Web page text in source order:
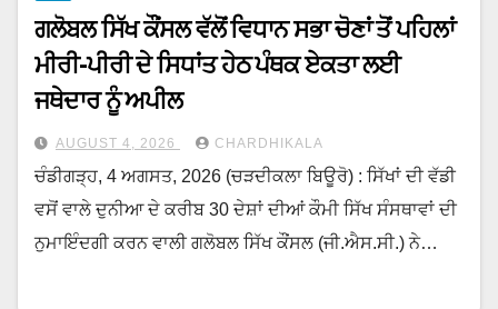
ਗਲੋਬਲ ਸਿੱਖ ਕੌਂਸਲ ਵੱਲੋਂ ਵਿਧਾਨ ਸਭਾ ਚੋਣਾਂ ਤੋਂ ਪਹਿਲਾਂ
ਮੀਰੀ-ਪੀਰੀ ਦੇ ਸਿਧਾਂਤ ਹੇਠ ਪੰਥਕ ਏਕਤਾ ਲਈ
ਜਥੇਦਾਰ ਨੂੰ ਅਪੀਲ
AUGUST 4, 2026 CHARDHIKALA
ਚੰਡੀਗੜ੍ਹ, 4 ਅਗਸਤ, 2026 (ਚੜਦੀਕਲਾ ਬਿਊਰੋ) : ਸਿੱਖਾਂ ਦੀ ਵੱਡੀ
ਵਸੋਂ ਵਾਲੇ ਦੁਨੀਆ ਦੇ ਕਰੀਬ 30 ਦੇਸ਼ਾਂ ਦੀਆਂ ਕੌਮੀ ਸਿੱਖ ਸੰਸਥਾਵਾਂ ਦੀ
ਨੁਮਾਇੰਦਗੀ ਕਰਨ ਵਾਲੀ ਗਲੋਬਲ ਸਿੱਖ ਕੌਂਸਲ (ਜੀ.ਐਸ.ਸੀ.) ਨੇ…